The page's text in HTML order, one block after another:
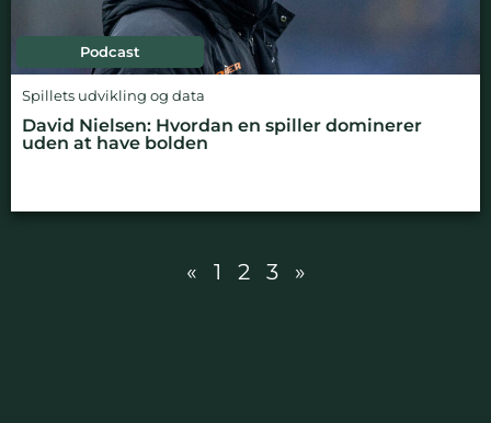
Podcast
Spillets udvikling og data
David Nielsen: Hvordan en spiller dominerer
uden at have bolden
« 1 2 3 »